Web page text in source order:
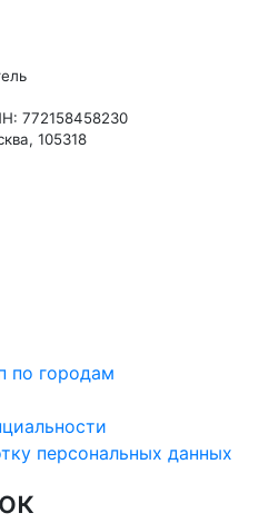
772158458230
105318
по городам
персональных данных